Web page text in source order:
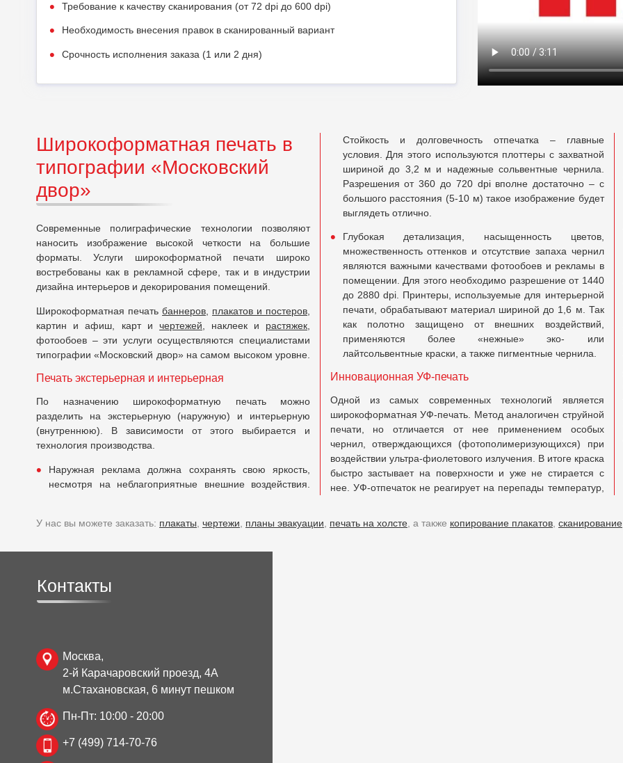
Требование к качеству сканирования (от 72 dpi до 600 dpi)
Необходимость внесения правок в сканированный вариант
Срочность исполнения заказа (1 или 2 дня)
Широкоформатная печать в
типографии «Московский
двор»
Современные полиграфические технологии позволяют
наносить изображение высокой четкости на большие
форматы. Услуги широкоформатной печати широко
востребованы как в рекламной сфере, так и в индустрии
дизайна интерьеров и декорирования помещений.
Широкоформатная печать баннеров плакатов и постеров
картин и афиш, карт и чертежей , наклеек и растяжек
фотообоев – эти услуги осуществляются специалистами
типографии «Московский двор» на самом высоком уровне.
Печать экстерьерная и интерьерная
По назначению широкоформатную печать можно
разделить на экстерьерную (наружную) и интерьерную
(внутреннюю). В зависимости от этого выбирается и
технология производства.
Наружная реклама должна сохранять свою яркость,
несмотря на неблагоприятные внешние воздействия.
Стойкость и долговечность отпечатка – главные
условия. Для этого используются плоттеры с захватной
шириной до 3,2 м и надежные сольвентные чернила.
Разрешения от 360 до 720 dpi вполне достаточно – с
большого расстояния (5-10 м) такое изображение будет
выглядеть отлично.
Глубокая детализация, насыщенность цветов,
множественность оттенков и отсутствие запаха чернил
являются важными качествами фотообоев и рекламы в
помещении. Для этого необходимо разрешение от 1440
до 2880 dpi. Принтеры, используемые для интерьерной
печати, обрабатывают материал шириной до 1,6 м. Так
как полотно защищено от внешних воздействий,
применяются более «нежные» эко- или
лайтсольвентные краски, а также пигментные чернила.
Инновационная УФ-печать
Одной из самых современных технологий является
широкоформатная УФ-печать. Метод аналогичен струйной
печати, но отличается от нее применением особых
чернил, отверждающихся (фотополимеризующихся) при
воздействии ультра-фиолетового излучения. В итоге краска
быстро застывает на поверхности и уже не стирается с
нее. УФ-отпечаток не реагирует на перепады температур,
У нас вы можете заказать: плакаты чертежи планы эвакуации печать на холсте , а также копирование плакатов сканирование
Контакты
Москва,
2-й Карачаровский проезд, 4А
м.Стахановская, 6 минут пешком
Пн-Пт: 10:00 - 20:00
+7 (499) 714-70-76